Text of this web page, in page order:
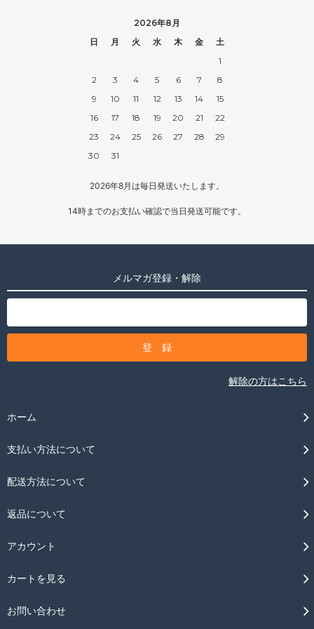
2026年8月
日
月 火 水 木 金
土
1
2
3 4 5 6 7
8
9
10 11 12 13 14
15
16
17 18 19 20 21
22
23
24 25 26 27 28
29
30
31
2026年8月は毎日発送いたします。
14時までのお支払い確認で当日発送可能です。
メルマガ登録・解除
解除の方はこちら
ホーム
支払い方法について
配送方法について
返品について
アカウント
カートを見る
お問い合わせ